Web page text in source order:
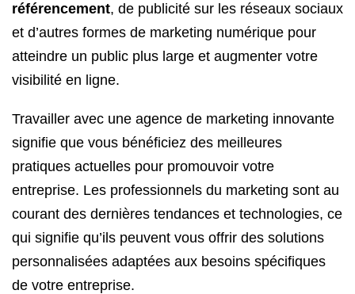
référencement, de publicité sur les réseaux sociaux
et d’autres formes de marketing numérique pour
atteindre un public plus large et augmenter votre
visibilité en ligne.
Travailler avec une agence de marketing innovante
signifie que vous bénéficiez des meilleures
pratiques actuelles pour promouvoir votre
entreprise. Les professionnels du marketing sont au
courant des dernières tendances et technologies, ce
qui signifie qu’ils peuvent vous offrir des solutions
personnalisées adaptées aux besoins spécifiques
de votre entreprise.